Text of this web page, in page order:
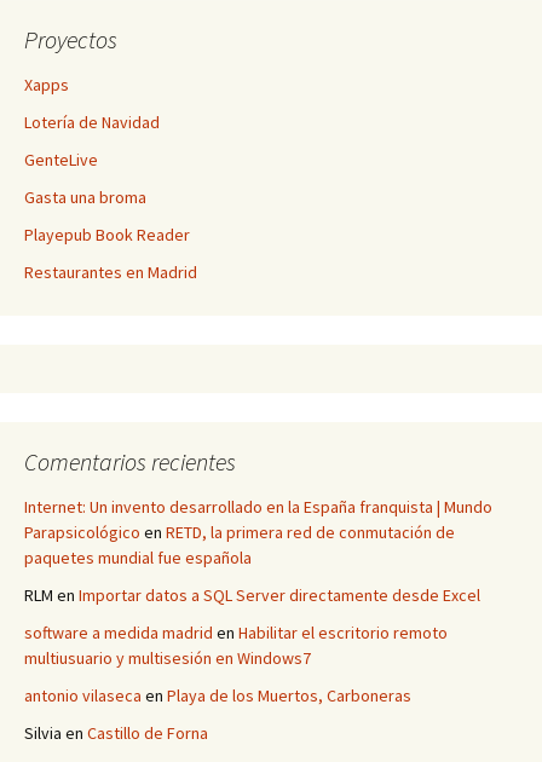
Proyectos
Xapps
Lotería de Navidad
GenteLive
Gasta una broma
Playepub Book Reader
Restaurantes en Madrid
Comentarios recientes
Internet: Un invento desarrollado en la España franquista | Mundo
Parapsicológico en RETD, la primera red de conmutación de
paquetes mundial fue española
RLM en Importar datos a SQL Server directamente desde Excel
software a medida madrid en Habilitar el escritorio remoto
multiusuario y multisesión en Windows7
antonio vilaseca en Playa de los Muertos, Carboneras
Silvia en Castillo de Forna